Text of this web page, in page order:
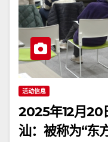
活动信息
2025年12月20
汕：被称为“东